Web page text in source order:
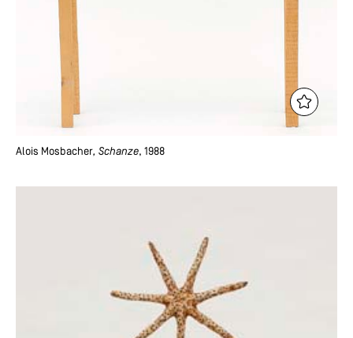
Alois Mosbacher, Schanze, 1988